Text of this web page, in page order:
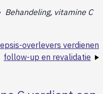
Behandeling, vitamine C
overlevers verdienen
follow-up en revalidatie